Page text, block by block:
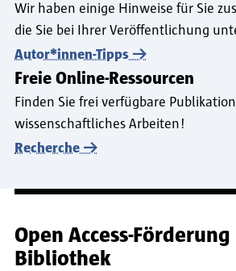
Wir haben einige Hinweise für Sie
die Sie bei Ihrer Veröffentlichung
Autor*innen-Tipps
Freie Online-Ressourcen
Finden Sie frei verfügbare
wissenschaftliches Arbeiten!
Recherche
Open Access-Förderung
Bibliothek